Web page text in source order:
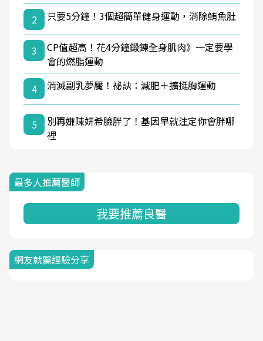
2
只要5分鐘！3個超簡單健身運動，消除鮪魚肚
3
CP值超高！花4分鐘鍛鍊全身肌肉》一定要學
會的燃脂運動
4
消滅副乳夢魘！祕訣：減肥＋擴挺胸運動
5
別再嫌陳妍希臉胖了！基因早就注定你會胖哪
裡
最多人推薦醫師
我要推薦良醫
網友就醫經驗分享